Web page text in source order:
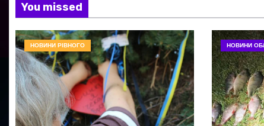
You missed
НОВИНИ РІВНОГО НОВИНИ